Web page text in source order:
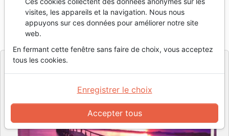
Apprendre à revivre
RéférenceEPT3230 EAN9783866032309
Évangile pour tous
visites, les appareils et la navigation. Nous nous
appuyons sur ces données pour améliorer notre site
web.
En fermant cette fenêtre sans faire de choix, vous acceptez
tous les cookies.
Accepter tous
Enregistrer le choix